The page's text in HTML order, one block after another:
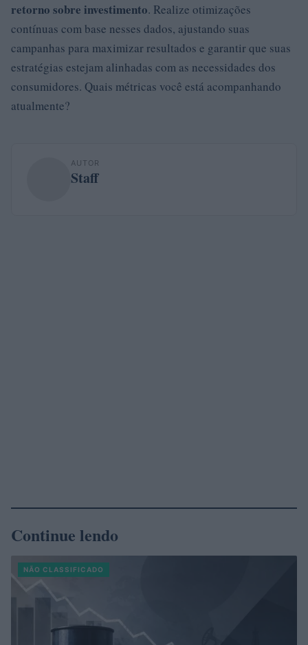
retorno sobre investimento. Realize otimizações
contínuas com base nesses dados, ajustando suas
campanhas para maximizar resultados e garantir que suas
estratégias estejam alinhadas com as necessidades dos
consumidores. Quais métricas você está acompanhando
atualmente?
AUTOR
Staff
Continue lendo
NÃO CLASSIFICADO